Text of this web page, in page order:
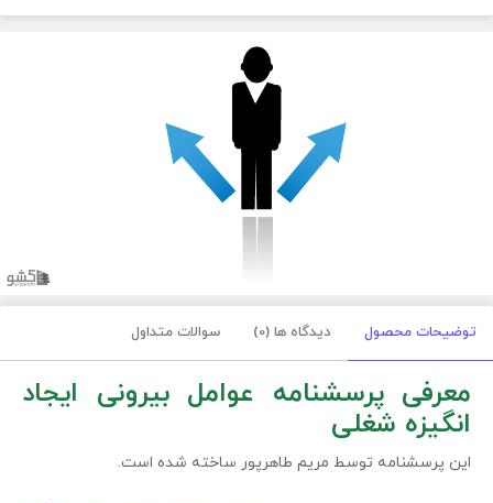
توضیحات محصول دیدگاه ها (0) سوالات متداول
معرفی پرسشنامه عوامل بیرونی ایجاد
انگیزه شغلی
این پرسشنامه توسط مریم طاهرپور ساخته شده است.